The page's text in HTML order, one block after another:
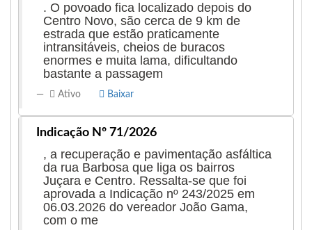
. O povoado fica localizado depois do
Centro Novo, são cerca de 9 km de
estrada que estão praticamente
intransitáveis, cheios de buracos
enormes e muita lama, dificultando
bastante a passagem
Ativo Baixar
Indicação Nº 71/2026
, a recuperação e pavimentação asfáltica
da rua Barbosa que liga os bairros
Juçara e Centro. Ressalta-se que foi
aprovada a Indicação nº 243/2025 em
06.03.2026 do vereador João Gama,
com o me